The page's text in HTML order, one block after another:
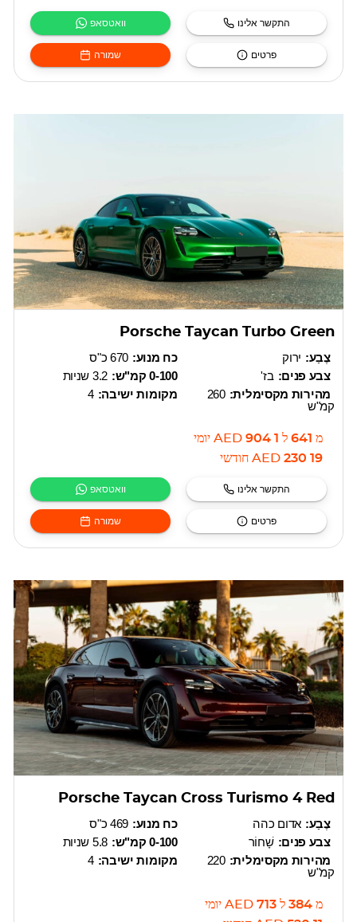
וואטסאפ התקשר אלינו
שמורה פרטים
Porsche Taycan Turbo Green
כח מנוע: 670 כ"ס
0-100 קמ"ש:
3.2 שניות
מקומות ישיבה: 4
צֶבַע: ירוק
צבע פנים: בז'
מהירות מקסימלית: 260
קמ"ש
מ 641 ל 1 904
AED יומי
19 230
AED חודשי
וואטסאפ התקשר אלינו
שמורה פרטים
Porsche Taycan Cross Turismo 4 Red
כח מנוע: 469 כ"ס
0-100 קמ"ש:
5.8 שניות
מקומות ישיבה: 4
צֶבַע: אדום כהה
צבע פנים: שָׁחוֹר
מהירות מקסימלית: 220
קמ"ש
מ 384 ל 713
AED יומי